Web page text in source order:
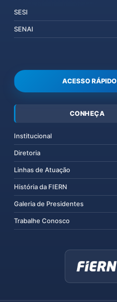
SESI
SENAI
ACESSO RÁPIDO
CONHEÇA
Institucional
Diretoria
Linhas de Atuação
História da FIERN
Galeria de Presidentes
Trabalhe Conosco